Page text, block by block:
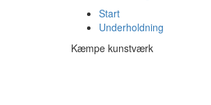
Start
Underholdning
Kæmpe kunstværk